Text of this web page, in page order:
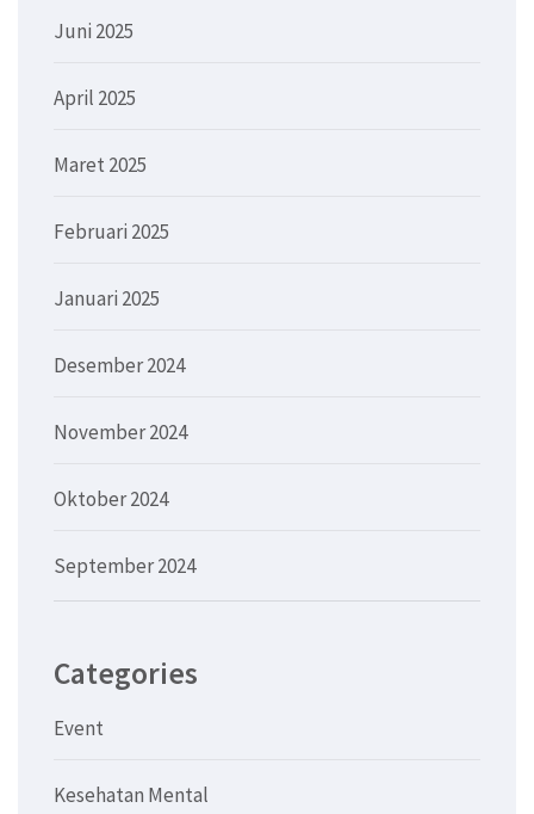
Juni 2025
April 2025
Maret 2025
Februari 2025
Januari 2025
Desember 2024
November 2024
Oktober 2024
September 2024
Categories
Event
Kesehatan Mental